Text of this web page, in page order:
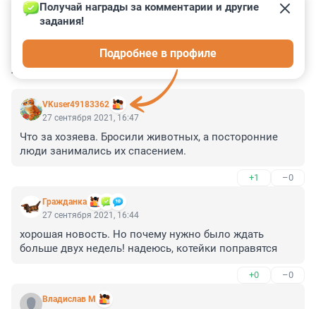
КОММЕНТАРИИ 7
VKuser49183362
Получай награды за комментарии и другие
задания!
Подробнее в профиле
27 сентября 2021, 16:47
Что за хозяева. Бросили животных, а посторонние
люди занимались их спасением.
+1 –0
Гражданкa
27 сентября 2021, 16:44
хорошая новость. Но почему нужно было ждать
больше двух недель! надеюсь, котейки поправятся
+0 –0
Владислав М